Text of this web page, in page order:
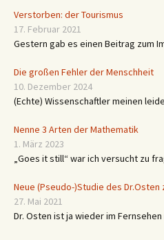
Verstorben: der Tourismus
17. Februar 2021
Gestern gab es einen Beitrag zum
Die großen Fehler der Menschheit
10. Dezember 2024
(Echte) Wissenschaftler meinen
Nenne 3 Arten der Mathematik
1. März 2023
„Goes it still“ war ich versucht zu
Neue (Pseudo-)Studie des
27. Mai 2021
Dr. Osten ist ja wieder im